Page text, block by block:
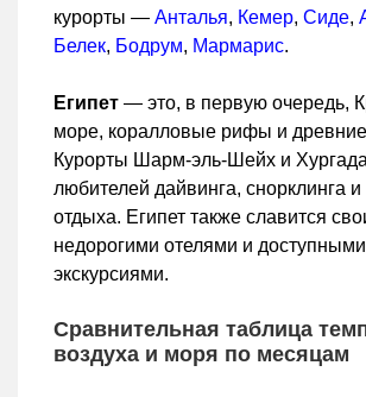
курорты — Анталья, Кемер, Сиде,
Белек, Бодрум, Мармарис.
Египет — это, в первую очередь,
море, коралловые рифы и
Курорты Шарм-эль-Шейх и
любителей дайвинга, снорклинга
отдыха. Египет также славится
недорогими отелями и доступными
экскурсиями.
Сравнительная таблица
воздуха и моря по месяцам